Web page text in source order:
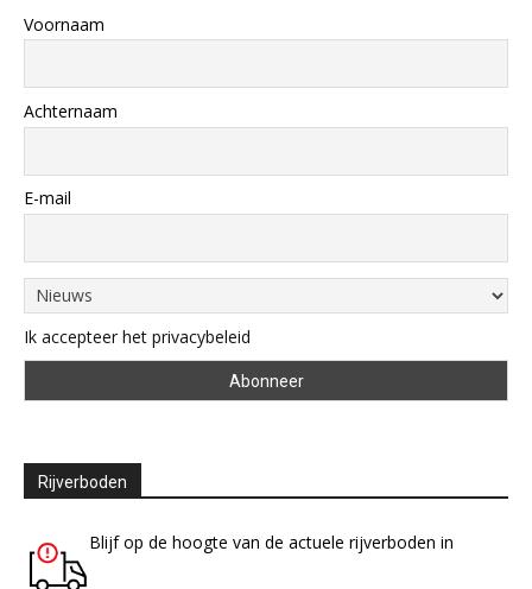
Voornaam
Achternaam
E-mail
Ik accepteer het privacybeleid
Rijverboden
Blijf op de hoogte van de actuele rijverboden in